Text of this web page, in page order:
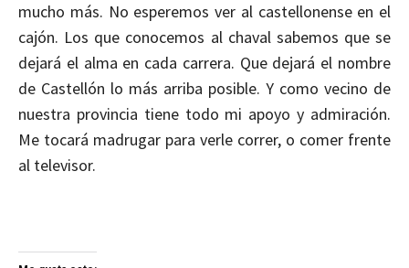
mucho más. No esperemos ver al castellonense en el
cajón. Los que conocemos al chaval sabemos que se
dejará el alma en cada carrera. Que dejará el nombre
de Castellón lo más arriba posible. Y como vecino de
nuestra provincia tiene todo mi apoyo y admiración.
Me tocará madrugar para verle correr, o comer frente
al televisor.